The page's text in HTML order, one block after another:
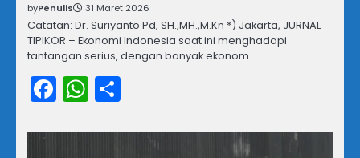
byPenulis 31 Maret 2026
Catatan: Dr. Suriyanto Pd, SH.,MH.,M.Kn *) Jakarta, JURNAL
TIPIKOR – Ekonomi Indonesia saat ini menghadapi
tantangan serius, dengan banyak ekonom…
Facebook
WhatsApp